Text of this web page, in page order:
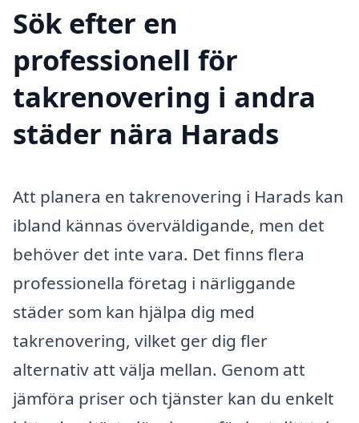
Sök efter en
professionell för
takrenovering i andra
städer nära Harads
Att planera en takrenovering i Harads kan
ibland kännas överväldigande, men det
behöver det inte vara. Det finns flera
professionella företag i närliggande
städer som kan hjälpa dig med
takrenovering, vilket ger dig fler
alternativ att välja mellan. Genom att
jämföra priser och tjänster kan du enkelt